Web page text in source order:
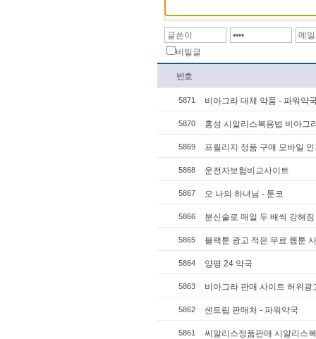
비밀글
번호
5871 비아그라 대체 약품 - 파워약
5870 홍성 시알리스복용법 비아그
5869 프릴리지 정품 구매 모바일
5868 운전자보험비교사이트
5867 오 나의 하녀님 - 툰코
5866 분신술로 매일 두 배씩 강해
5865 블랙툰 광고 적은 무료 웹툰
5864 양평 24 약국
5863 비아그라 판매 사이트 허위
5862 센트립 판매처 - 파워약국
5861 씨알리스정품판매 시알리스